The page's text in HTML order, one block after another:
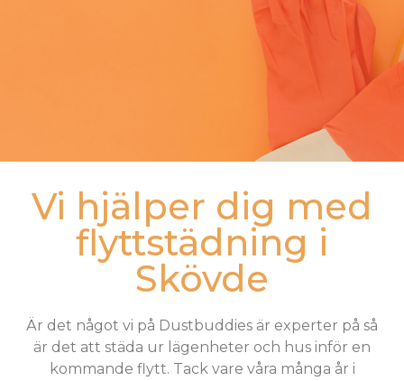
Vi hjälper dig med
flyttstädning i
Skövde
Är det något vi på Dustbuddies är experter på så
är det att städa ur lägenheter och hus inför en
kommande flytt. Tack vare våra många år i